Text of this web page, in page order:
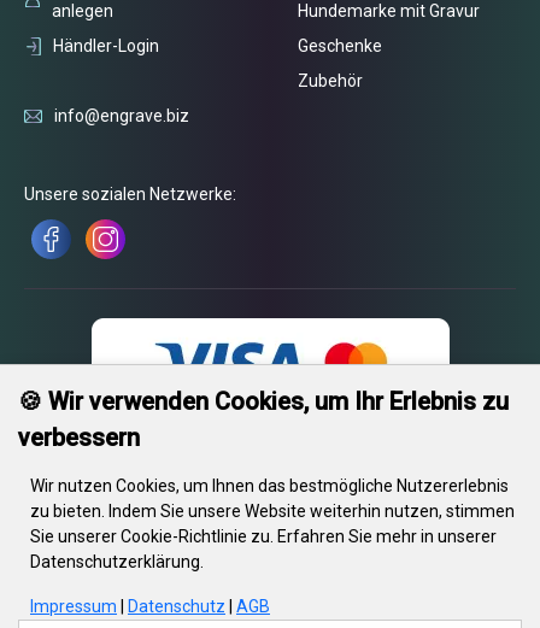
anlegen
Händler-Login
Hundemarke mit Gravur
Geschenke
Zubehör
info@engrave.biz
Unsere sozialen Netzwerke:
© 2026 Engrave. Alle Rechte vorbehalten. Text, Bilder, Grafiken, Videos
sowie deren Komposition unterliegen dem Urheberrecht und anderen
ohne schriftliche Zustimmung von Engrave nicht für kommerzielle
🍪 Wir verwenden Cookies, um Ihr Erlebnis zu
verbessern
Wir nutzen Cookies, um Ihnen das bestmögliche Nutzererlebnis
zu bieten. Indem Sie unsere Website weiterhin nutzen, stimmen
Sie unserer Cookie-Richtlinie zu. Erfahren Sie mehr in unserer
Datenschutzerklärung.
Impressum Datenschutz AGB